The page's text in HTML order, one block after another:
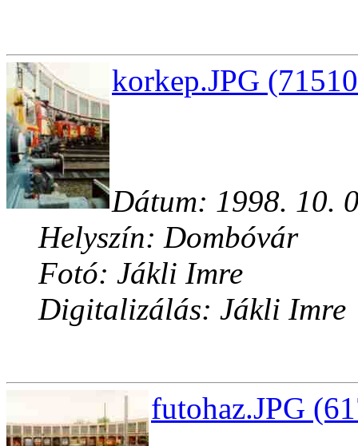
korkep.JPG
Dátum: 1998. 10.
Helyszín: Dombóvár
Fotó: Jákli Imre
Digitalizálás: Jákli Imre
futohaz.JPG